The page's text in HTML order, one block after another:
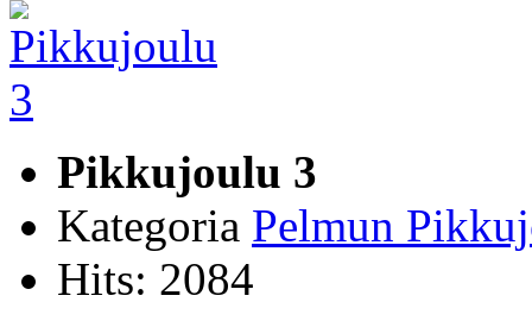
Pikkujoulu 3
Kategoria Pelmun
Hits: 2084